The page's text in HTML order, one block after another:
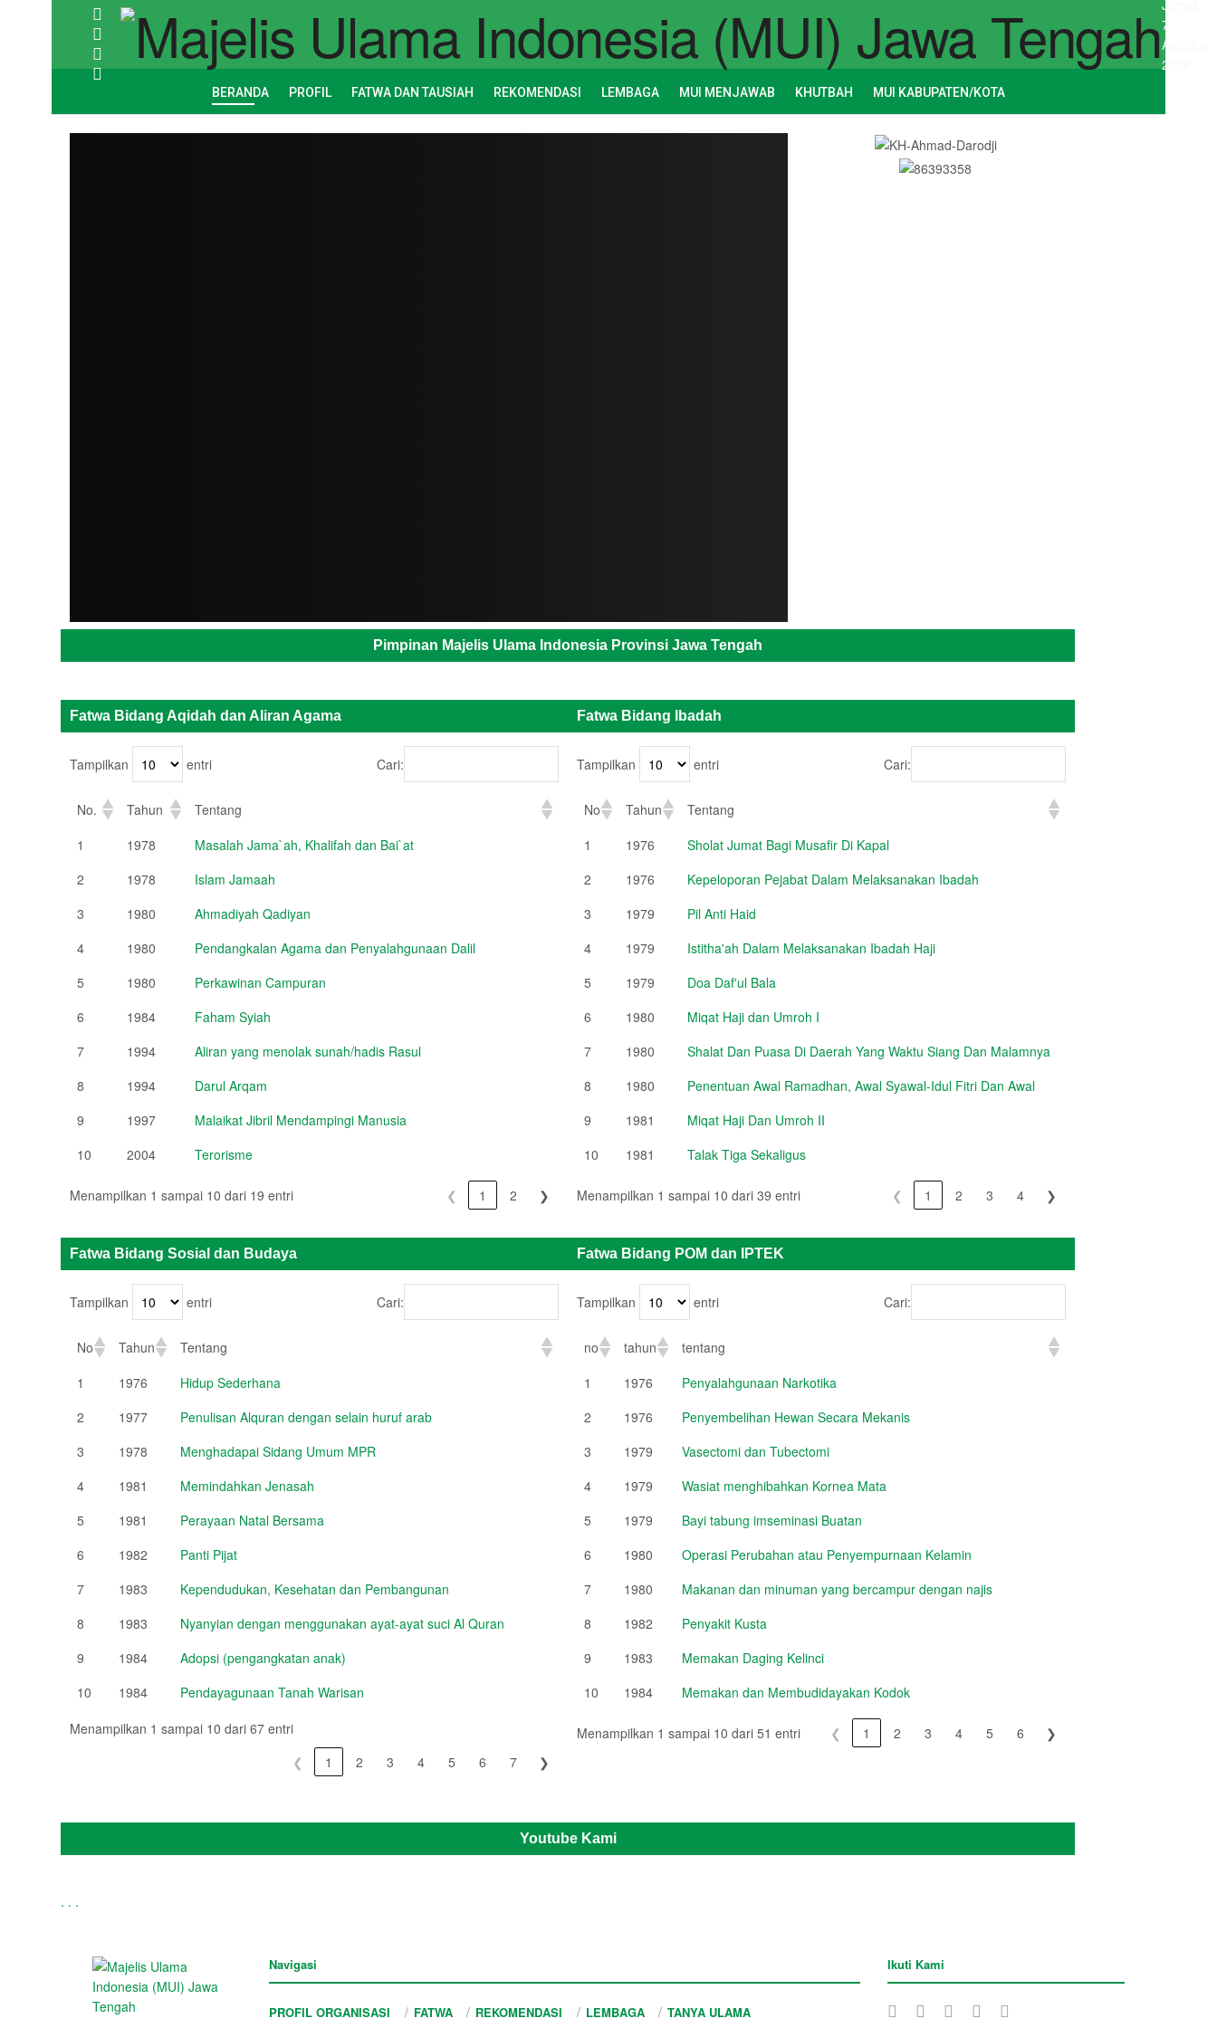
Jumat,
7
Agustus
2026
BERANDA PROFIL FATWA DAN TAUSIAH REKOMENDASI LEMBAGA MUI MENJAWAB KHUTBAH MUI KABUPATEN/KOTA
Pimpinan Majelis Ulama Indonesia Provinsi Jawa Tengah
Fatwa Bidang Aqidah dan Aliran Agama Fatwa Bidang Ibadah
Tampilkan entri Cari:
No. Tahun
Tentang
1
1978
Masalah Jama`ah, Khalifah dan Bai`at
2
1978
Islam Jamaah
3
1980
Ahmadiyah Qadiyan
4
1980
Pendangkalan Agama dan Penyalahgunaan Dalil
5
1980
Perkawinan Campuran
6
1984
Faham Syiah
7
1994
Aliran yang menolak sunah/hadis Rasul
8
1994
Darul Arqam
9
1997
Malaikat Jibril Mendampingi Manusia
10
2004 Terorisme
Menampilkan 1 sampai 10 dari 19 entri ❮ 1 2 ❯
Tampilkan entri Cari:
No Tahun
Tentang
No
Tahun Tentang
1 1976
Sholat Jumat Bagi Musafir Di Kapal
2
1976
Kepeloporan Pejabat Dalam Melaksanakan Ibadah
3
1979
Pil Anti Haid
4
1979
Istitha'ah Dalam Melaksanakan Ibadah Haji
5
1979
Doa Daf'ul Bala
6
1980
Miqat Haji dan Umroh I
7
1980
Shalat Dan Puasa Di Daerah Yang Waktu Siang Dan Malamnya
8
1980
Penentuan Awal Ramadhan, Awal Syawal-Idul Fitri Dan Awal
9
1981
Miqat Haji Dan Umroh II
10
1981 Talak Tiga Sekaligus
Menampilkan 1 sampai 10 dari 39 entri ❮ 1 2 3 4 ❯
Fatwa Bidang Sosial dan Budaya Fatwa Bidang POM dan IPTEK
Tampilkan entri Cari:
No Tahun
Tentang
1
1976
Hidup Sederhana
2
1977
Penulisan Alquran dengan selain huruf arab
3
1978
Menghadapai Sidang Umum MPR
4
1981
Memindahkan Jenasah
5
1981
Perayaan Natal Bersama
6
1982
Panti Pijat
7
1983
Kependudukan, Kesehatan dan Pembangunan
8
1983
Nyanyian dengan menggunakan ayat-ayat suci Al Quran
9
1984
Adopsi (pengangkatan anak)
10
1984
Pendayagunaan Tanah Warisan
Menampilkan 1 sampai 10 dari 67 entri
❮
1 2 3 4 5 6 7 ❯
Tampilkan entri Cari:
no tahun
tentang
1
1976
Penyalahgunaan Narkotika
2
1976
Penyembelihan Hewan Secara Mekanis
3
1979
Vasectomi dan Tubectomi
4
1979
Wasiat menghibahkan Kornea Mata
5
1979
Bayi tabung imseminasi Buatan
6
1980
Operasi Perubahan atau Penyempurnaan Kelamin
7
1980
Makanan dan minuman yang bercampur dengan najis
8
1982
Penyakit Kusta
9
1983
Memakan Daging Kelinci
10
1984 Memakan dan Membudidayakan Kodok
Menampilkan 1 sampai 10 dari 51 entri ❮ 1 2 3 4 5 6 ❯
Youtube Kami
. . .
Navigasi
PROFIL ORGANISASI FATWA REKOMENDASI LEMBAGA TANYA ULAMA
Ikuti Kami